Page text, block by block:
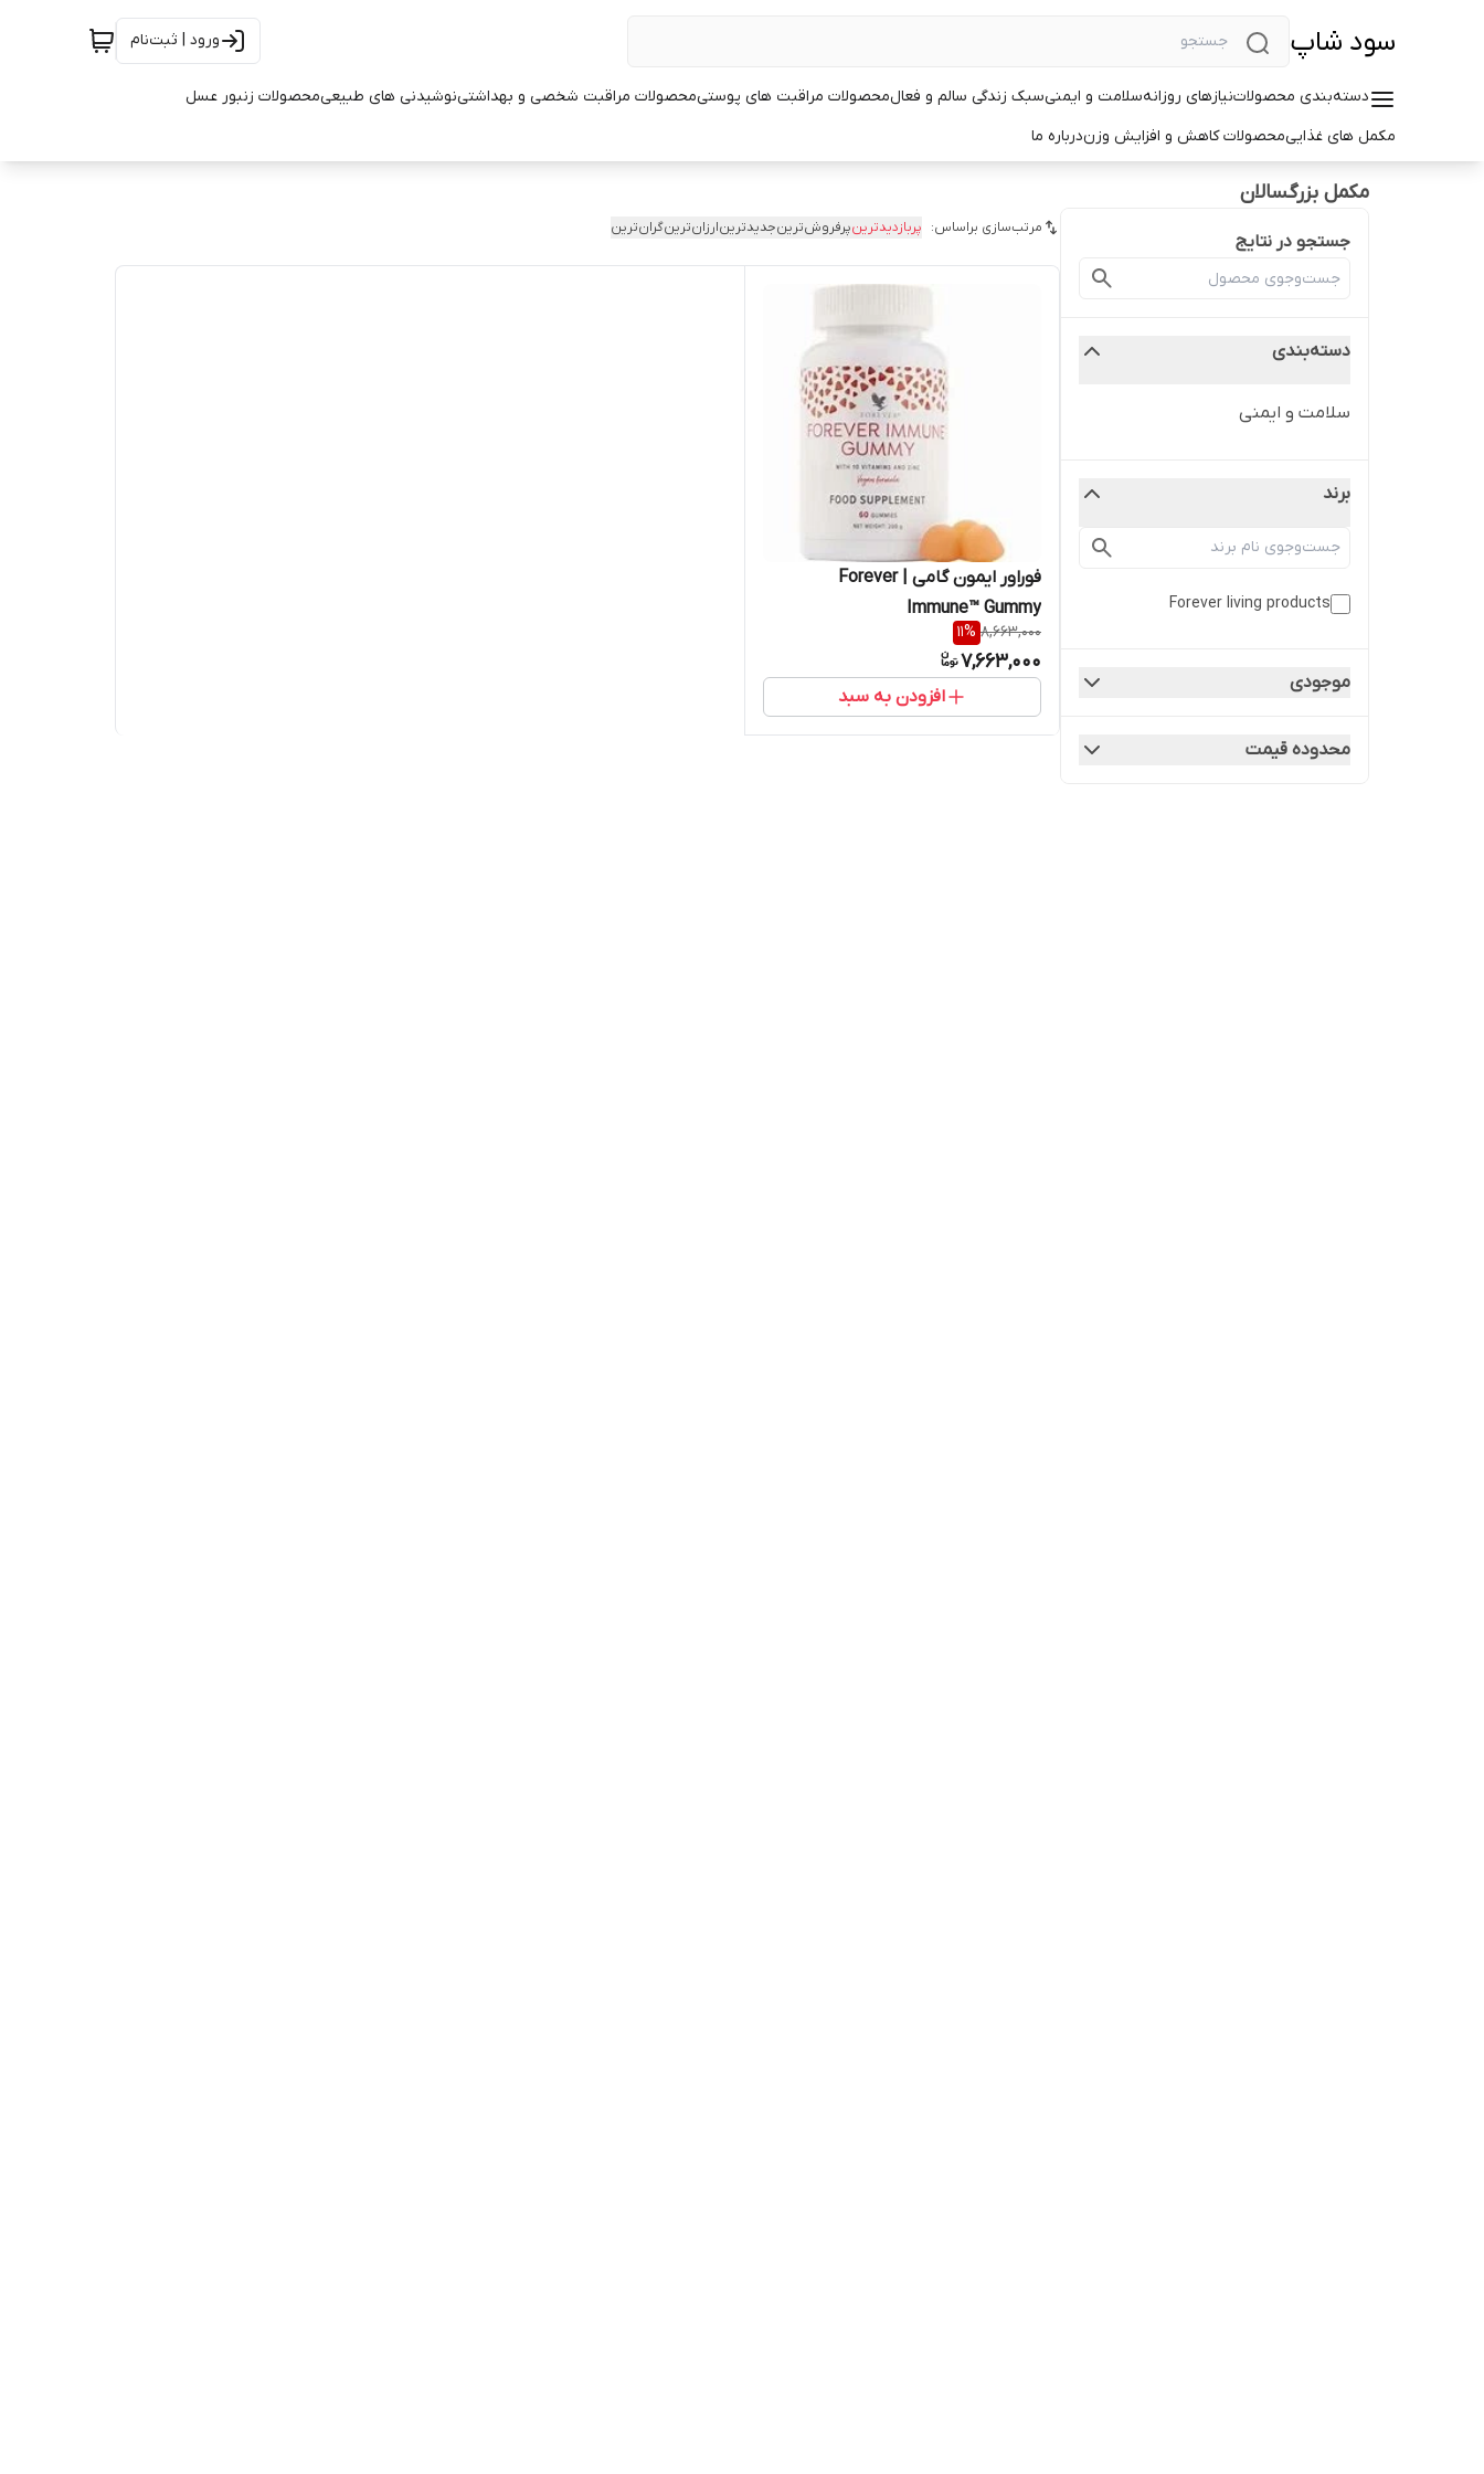
سود شاپ ورود | ثبت‌نام
دسته‌بندی محصولاتنیازهای روزانهسلامت و ایمنیسبک زندگی سالم و فعالمحصولات مراقبت های پوستیمحصولات مراقبت شخصی و بهداشتینوشیدنی های طبیعیمحصولات زنبور عسل
مکمل های غذاییمحصولات کاهش و افزایش وزندرباره ما
مکمل بزرگسالان
جستجو در نتایج
دسته‌بندی
سلامت و ایمنی
برند
Forever living products
موجودی
محدوده قیمت
مرتب‌سازی براساس: پربازدیدترینپرفروش‌ترینجدیدترینارزان‌ترینگران‌ترین
فوراور ایمون گامی | Forever
Immune™ Gummy
8,663,000
11%
7,663,000
افزودن به سبد